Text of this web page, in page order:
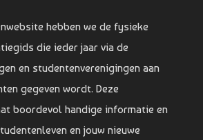
hebben we de fysieke
die ieder jaar via de
en studentenverenigingen aan
gegeven wordt. Deze
boordevol handige informatie en
en jouw nieuwe